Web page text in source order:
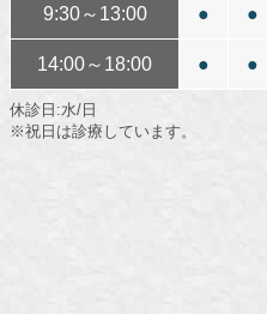
9:30～13:00 ● ●
14:00～18:00 ● ●
休診日:水/日
※祝日は診療しています。